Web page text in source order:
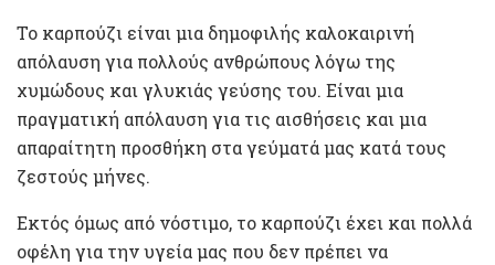
Το καρπούζι είναι μια δημοφιλής καλοκαιρινή
απόλαυση για πολλούς ανθρώπους λόγω της
χυμώδους και γλυκιάς γεύσης του. Είναι μια
πραγματική απόλαυση για τις αισθήσεις και μια
απαραίτητη προσθήκη στα γεύματά μας κατά τους
ζεστούς μήνες.
Εκτός όμως από νόστιμο, το καρπούζι έχει και πολλά
οφέλη για την υγεία μας που δεν πρέπει να